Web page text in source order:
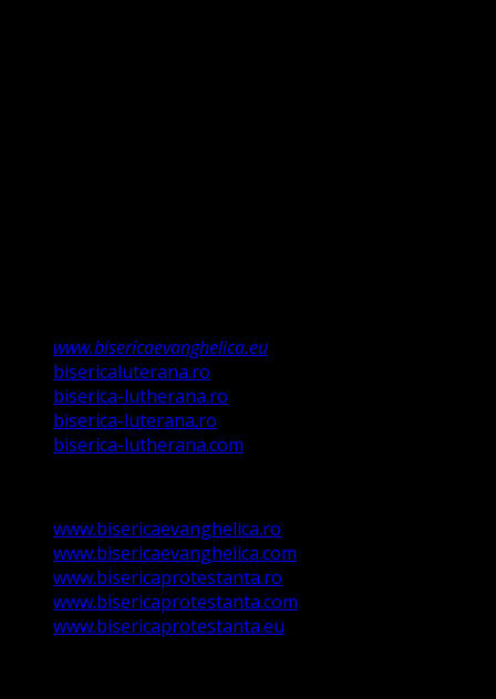
www.bisericaevanghelica.eu
bisericaluterana.ro
biserica-lutherana.ro
biserica-luterana.ro
biserica-lutherana.com
www.bisericaevanghelica.ro
www.bisericaevanghelica.com
www.bisericaprotestanta.ro
www.bisericaprotestanta.com
www.bisericaprotestanta.eu